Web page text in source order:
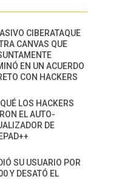
CIBERATAQUE
CANVAS QUE
EN UN ACUERDO
CON HACKERS
LOS HACKERS
EL AUTO-
DE
SU USUARIO POR
Y DESATÓ EL